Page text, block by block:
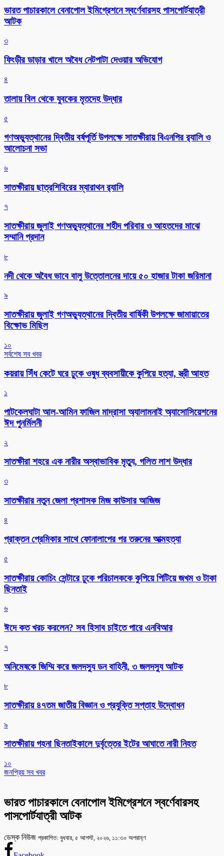
ভারত পাচারকালে বেনাপোল ইমিগ্রেশনে স্বর্ণেবারসহ পাসপোর্টযাত্রী
আটক
৩
ফিংড়ীর ডাড়ার খালে অবৈধ নেটপাটা দেওয়ার অভিযোগ
৪
তালায় বিল থেকে যুবকের মৃতদেহ উদ্ধার
৫
গণঅভ্যুত্থানের দ্বিতীয় বর্ষপূর্তি উপলক্ষে সাতক্ষীরায় বিএনপির র‌্যালি ও
আলোচনা সভা
৬
সাতক্ষীরায় ছাত্রশিবিরের ম্যারাথন র‌্যালি
৭
সাতক্ষীরায় জুলাই গণঅভ্যুত্থানের শহীদ পরিবার ও আহতদের মাঝে
সম্মানি প্রদান
৮
নদী থেকে অবৈধ ভাবে বালু উত্তোলনের দায়ে ৫০ হাজার টাকা জরিমানা
৯
সাতক্ষীরায় জুলাই গণঅভ্যুত্থানের দ্বিতীয় বার্ষিকী উপলক্ষে জামায়াতের
বিক্ষোভ মিছিল
১০
সর্বশেষ সব খবর
কয়রায় সিঁধ কেটে ঘরে ঢুকে ওষুধ ব্যবসায়ীকে কুপিয়ে হত্যা, স্ত্রী আহত
১
পাটকেলঘাটা আল-আমিন ফাজিল মাদ্রাসা অ্যালামনাই অ্যাসোসিয়েশনের
ঈদ পুনর্মিলনী
২
সাতক্ষীরা শহরে এক নারীর অস্বাভাবিক মৃত্যু, গলিত লাশ উদ্ধার
৩
সাতক্ষীরার নতুন জেলা প্রশাসক মিজ কাউসার আজিজ
৪
প্রাক্তন প্রেমিকার সাথে ফোনালাপের পর তরুনের আত্মহত্যা
৫
সাতক্ষীরায় কোচিং সেন্টারে ঢুকে পরিচালককে কুপিয়ে পিটিয়ে জখম ও টাকা
ছিনতাই
৬
ঈদে কত খরচ করলেন? সব হিসাব চাইতে পারে এনবিআর
৭
অনিমেষকে জিম্মি করে জলদস্যু ডন বাহিনী, ৩ জলদস্যু আটক
৮
সাতক্ষীরায় ৪৭তম জাতীয় বিজ্ঞান ও প্রযুক্তি সপ্তাহ উদ্বোধন
৯
সাতক্ষীরায় গহনা ছিনতাইকালে দুর্বৃত্তের ইটের আঘাতে নারী নিহত
১০
জনপ্রিয় সব খবর
ভারত পাচারকালে বেনাপোল ইমিগ্রেশনে স্বর্ণেবারসহ
পাসপোর্টযাত্রী আটক
ডেস্ক নিউজ প্রকাশিত: বুধবার, ৫ আগস্ট, ২০২৬, ১১:৩০ অপরাহ্ণ